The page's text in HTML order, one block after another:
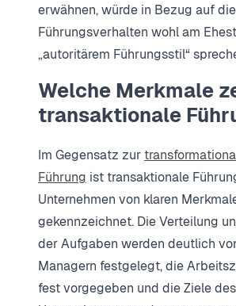
erwähnen, würde in Bezug auf
Führungsverhalten wohl am
„autoritärem Führungsstil“
Welche Merkmale
transaktionale
Im Gegensatz zur
Führung ist transaktionale
Unternehmen von klaren
gekennzeichnet. Die Verteilung
der Aufgaben werden deutlich
Managern festgelegt, die
fest vorgegeben und die Ziele des